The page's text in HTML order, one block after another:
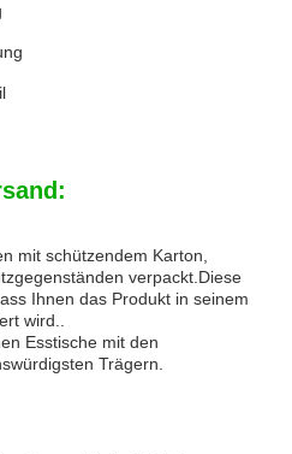
mit schützendem Karton,
verpackt.Diese
Ihnen das Produkt in seinem
wird..
Esstische mit den
Trägern.